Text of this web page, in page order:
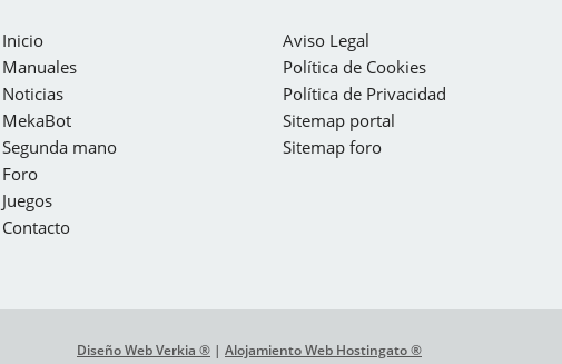
Inicio
Manuales
Noticias
MekaBot
Segunda mano
Foro
Juegos
Contacto
Aviso Legal
Política de Cookies
Política de Privacidad
Sitemap portal
Sitemap foro
Diseño Web Verkia ® | Alojamiento Web Hostingato ®